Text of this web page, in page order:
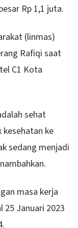
Rp 1,1 juta.
(linmas)
Rafiqi saat
C1 Kota
sehat
kesehatan ke
sedang menjadi
masa kerja
25 Januari 2023